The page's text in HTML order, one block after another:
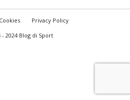
Cookies
Privacy Policy
- 2024 Blog di Sport